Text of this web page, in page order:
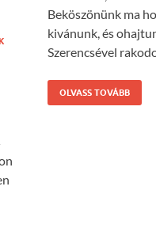
Beköszönünk ma
kivánunk, és
Szerencsével
OLVASS TOVÁBB